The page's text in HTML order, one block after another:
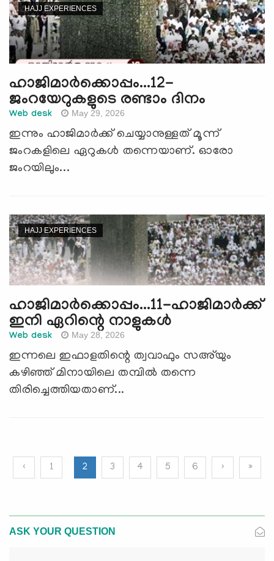
HAJJ EXPERIENCES
ഹാജിമാര്‍ക്കൊപ്പം...12-
ജംറയേറുകളുടെ രണ്ടാം ദിനം
Web desk May 29, 2026
ഇന്നും ഹാജിമാര്‍ക്ക് ചെയ്യാനുള്ളത് മൂന്ന്
ജംറകളിലെ ഏറുകള്‍ തന്നെയാണ്. ഓരോ
ജംറയിലും...
HAJJ EXPERIENCES
ഹാജിമാര്‍ക്കൊപ്പം...11-ഹാജിമാര്‍ക്ക്
ഇനി ഏറിന്റെ നാളുകള്‍
Web desk May 28, 2026
ഇന്നലെ ഇഫാളതിന്റെ ത്വവാഫും സഅ്‍യും
കഴിഞ്ഞ് മിനായിലെ തമ്പില്‍ തന്നെ
തിരിച്ചെത്തിയതാണ്...
‹ 1 2 3 4 5 6 › »
ASK YOUR QUESTION